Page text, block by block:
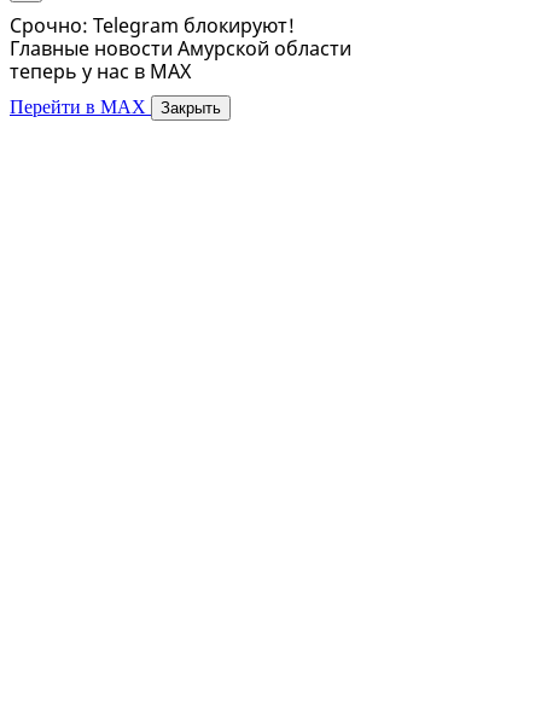
Срочно: Telegram блокируют!
Главные новости Амурской области
теперь у нас в MAX
Перейти в MAX Закрыть